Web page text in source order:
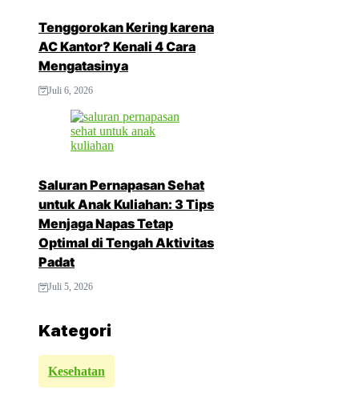
Tenggorokan Kering karena
AC Kantor? Kenali 4 Cara
Mengatasinya
Juli 6, 2026
Saluran Pernapasan Sehat
untuk Anak Kuliahan: 3 Tips
Menjaga Napas Tetap
Optimal di Tengah Aktivitas
Padat
Juli 5, 2026
Kategori
Kesehatan